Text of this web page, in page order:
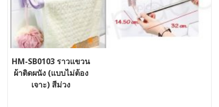
HM-SB0103 ราวแขวน
ผ้าติดผนัง (แบบไม่ต้อง
เจาะ) สีม่วง